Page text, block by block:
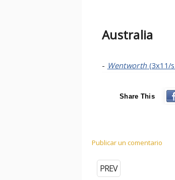
Australia
- Wentworth(3x11/
Share This
Publicar un comentario
PREV